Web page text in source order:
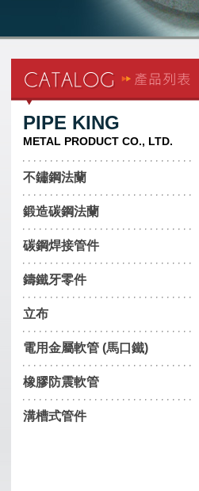
PIPE KING
METAL PRODUCT CO., LTD.
不鏽鋼法蘭
鍛造碳鋼法蘭
碳鋼焊接管件
鑄鐵牙零件
立布
電用金屬軟管 (馬口鐵)
橡膠防震軟管
溝槽式管件